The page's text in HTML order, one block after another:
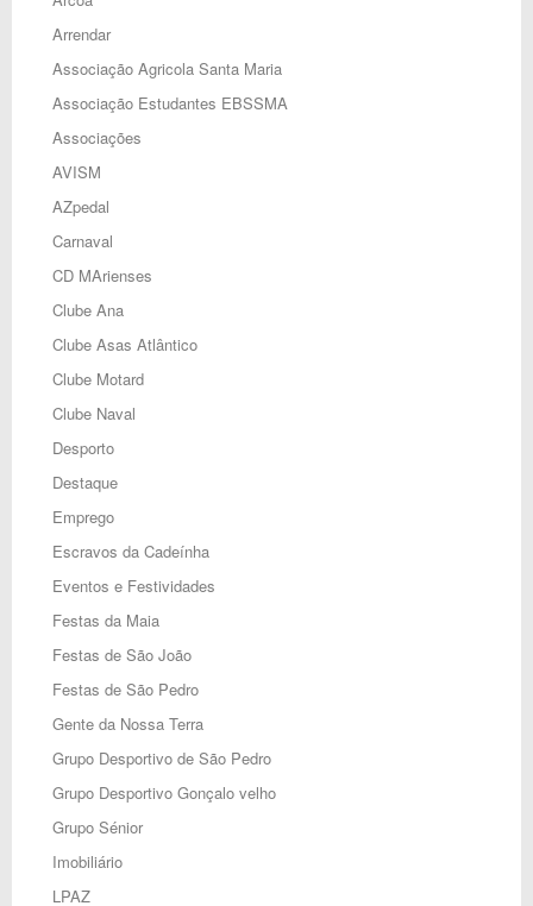
Arrendar
Associação Agricola Santa Maria
Associação Estudantes EBSSMA
Associações
AVISM
AZpedal
Carnaval
CD MArienses
Clube Ana
Clube Asas Atlântico
Clube Motard
Clube Naval
Desporto
Destaque
Emprego
Escravos da Cadeínha
Eventos e Festividades
Festas da Maia
Festas de São João
Festas de São Pedro
Gente da Nossa Terra
Grupo Desportivo de São Pedro
Grupo Desportivo Gonçalo velho
Grupo Sénior
Imobiliário
LPAZ